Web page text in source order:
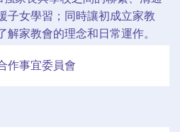
子女學習；同時讓初成立家教
解家教會的理念和日常運作。
作事宜委員會